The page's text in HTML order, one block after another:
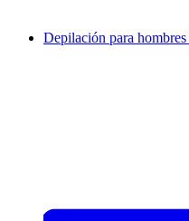
Depilación para hombres